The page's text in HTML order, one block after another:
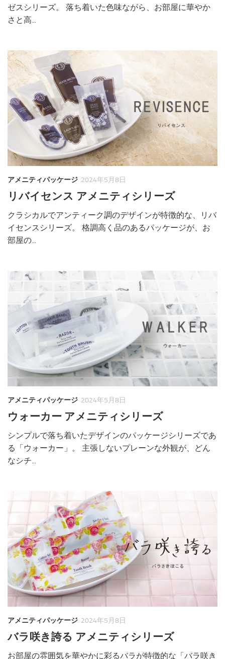
ゼスシリーズ。 落ち着いた色味ながら、お部屋に華やか
さと高...
アメニティパッケージ 2024年5月8日
リバイセンス アメニティシリーズ
クラシカルでアンティーク調のデザインが特徴的な、リバ
イセンスシリーズ。 格調高く品のあるパッケージが、お
部屋の...
アメニティパッケージ 2024年5月8日
ウォーカー アメニティシリーズ
シンプルで落ち着いたデザインのパッケージシリーズであ
る「ウォーカー」。 主張しないプレーンな外観が、どん
なシチ...
アメニティパッケージ 2024年5月8日
バラ咲き誇る アメニティシリーズ
お部屋の雰囲気を華やかに彩るバラが特徴的な「バラ咲き